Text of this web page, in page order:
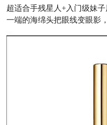
超适合手残星人+入门级妹
一端的海绵头把眼线变眼影